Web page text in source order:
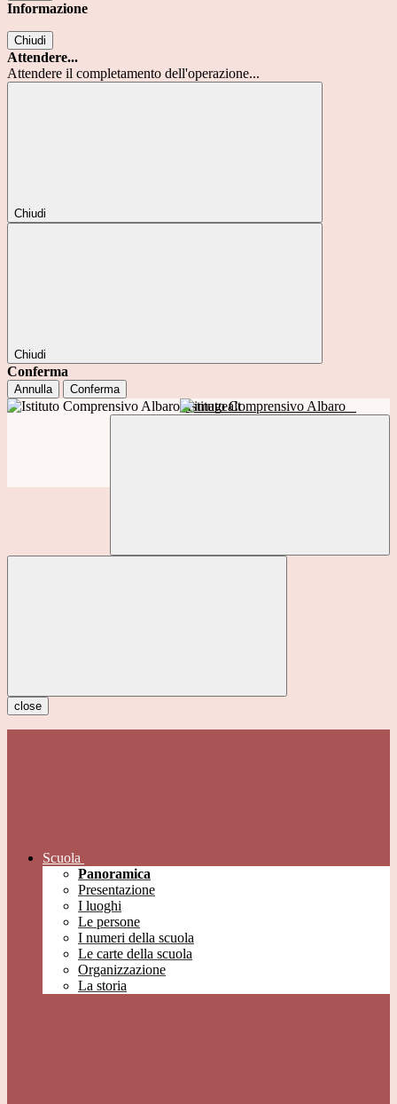
Informazione
Chiudi
Attendere...
Attendere il completamento dell'operazione...
Chiudi
Chiudi
Conferma
Annulla Conferma
Istituto Comprensivo Albaro
close
Scuola
Panoramica
Presentazione
I luoghi
Le persone
I numeri della scuola
Le carte della scuola
Organizzazione
La storia